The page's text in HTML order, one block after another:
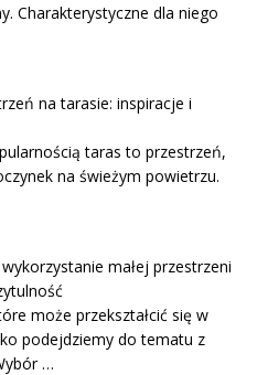
Charakterystyczne dla niego
na tarasie: inspiracje i
taras to przestrzeń,
na świeżym powietrzu.
małej przestrzeni
może przekształcić się w
podejdziemy do tematu z
…